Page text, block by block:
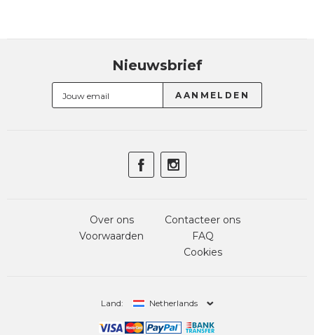
Nieuwsbrief
Over ons
Voorwaarden
Contacteer ons
FAQ
Cookies
Land: Netherlands